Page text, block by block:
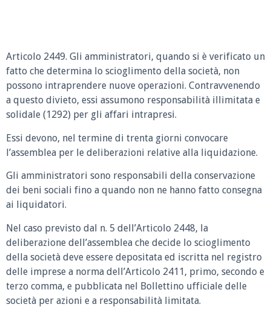
Articolo 2449. Gli amministratori, quando si è verificato un
fatto che determina lo scioglimento della società, non
possono intraprendere nuove operazioni. Contravvenendo
a questo divieto, essi assumono responsabilità illimitata e
solidale (1292) per gli affari intrapresi.
Essi devono, nel termine di trenta giorni convocare
l’assemblea per le deliberazioni relative alla liquidazione.
Gli amministratori sono responsabili della conservazione
dei beni sociali fino a quando non ne hanno fatto consegna
ai liquidatori.
Nel caso previsto dal n. 5 dell’Articolo 2448, la
deliberazione dell’assemblea che decide lo scioglimento
della società deve essere depositata ed iscritta nel registro
delle imprese a norma dell’Articolo 2411, primo, secondo e
terzo comma, e pubblicata nel Bollettino ufficiale delle
società per azioni e a responsabilità limitata.